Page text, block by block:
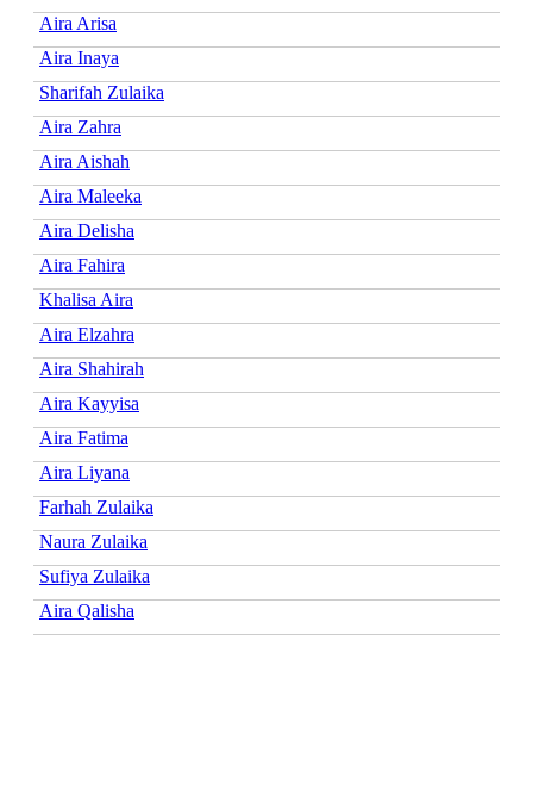
Aira Arisa
Aira Inaya
Sharifah Zulaika
Aira Zahra
Aira Aishah
Aira Maleeka
Aira Delisha
Aira Fahira
Khalisa Aira
Aira Elzahra
Aira Shahirah
Aira Kayyisa
Aira Fatima
Aira Liyana
Farhah Zulaika
Naura Zulaika
Sufiya Zulaika
Aira Qalisha